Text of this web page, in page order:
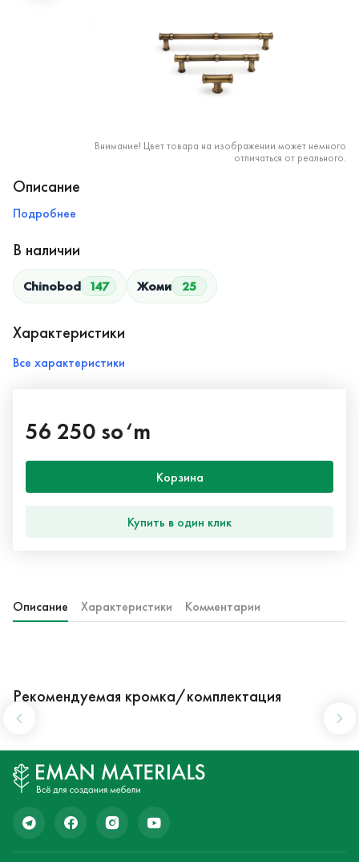
Внимание! Цвет товара на изображении может немного
отличаться от реального.
Описание
Подробнее
В наличии
Chinobod 147 Жоми 25
Характеристики
Все характеристики
56 250 so‘m
Корзина
Купить в один клик
Описание Характеристики Комментарии
Рекомендуемая кромка/комплектация